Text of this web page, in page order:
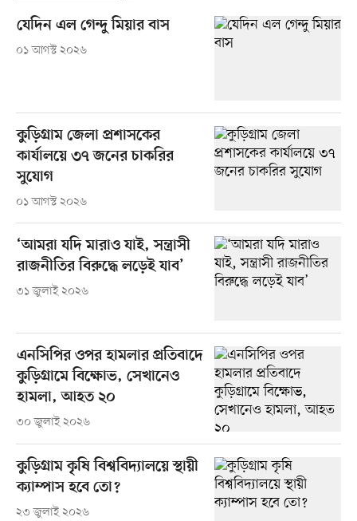
যেদিন এল গেন্দু মিয়ার বাস
০১ আগস্ট ২০২৬
কুড়িগ্রাম জেলা প্রশাসকের
কার্যালয়ে ৩৭ জনের চাকরির
সুযোগ
০১ আগস্ট ২০২৬
‘আমরা যদি মারাও যাই, সন্ত্রাসী
রাজনীতির বিরুদ্ধে লড়েই যাব’
৩১ জুলাই ২০২৬
এনসিপির ওপর হামলার প্রতিবাদে
কুড়িগ্রামে বিক্ষোভ, সেখানেও
হামলা, আহত ২০
৩০ জুলাই ২০২৬
কুড়িগ্রাম কৃষি বিশ্ববিদ্যালয়ে স্থায়ী
ক্যাম্পাস হবে তো?
২৩ জুলাই ২০২৬